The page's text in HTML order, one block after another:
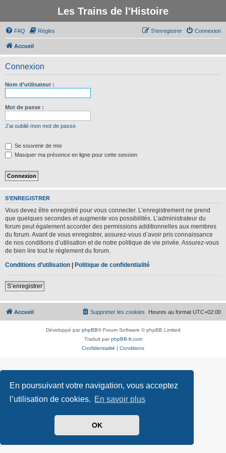
En poursuivant votre navigation, vous acceptez
l’utilisation de cookies. En savoir plus
OK
Les Trains de l'Histoire
FAQ Règles Connexion
S’enregistrer
Accueil
Connexion
Nom d’utilisateur :
Mot de passe :
J’ai oublié mon mot de passe
Se souvenir de moi
Masquer ma présence en ligne pour cette session
S’ENREGISTRER
Vous devez être enregistré pour vous connecter. L’enregistrement ne prend
que quelques secondes et augmente vos possibilités. L’administrateur du
forum peut également accorder des permissions additionnelles aux membres
du forum. Avant de vous enregistrer, assurez-vous d’avoir pris connaissance
de nos conditions d’utilisation et de notre politique de vie privée. Assurez-vous
de bien lire tout le règlement du forum.
Conditions d’utilisation | Politique de confidentialité
S’enregistrer
Accueil Heures au format UTC+02:00
Supprimer les cookies
Développé parphpBB® Forum Software © phpBB Limited
Traduit parphpBB-fr.com
Confidentialité | Conditions